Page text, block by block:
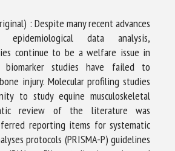
: Despite many recent advances
data analysis,
continue to be a welfare issue in
biomarker studies have failed to
injury. Molecular profiling studies
to study equine musculoskeletal
review of the literature was
reporting items for systematic
protocols (PRISMA-P) guidelines